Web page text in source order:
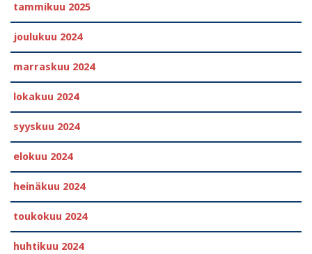
tammikuu 2025
joulukuu 2024
marraskuu 2024
lokakuu 2024
syyskuu 2024
elokuu 2024
heinäkuu 2024
toukokuu 2024
huhtikuu 2024